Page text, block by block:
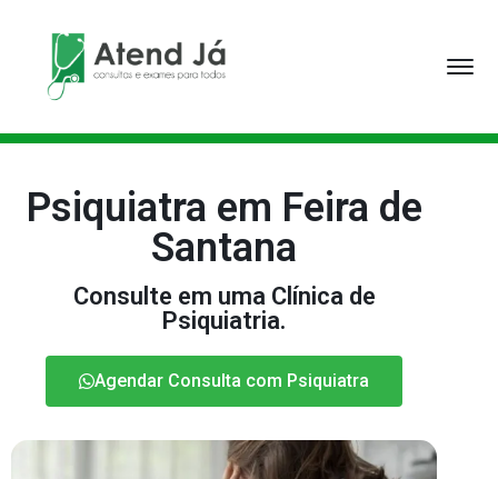
Psiquiatra em Feira de
Santana
Consulte em uma Clínica de
Psiquiatria.
Agendar Consulta com Psiquiatra